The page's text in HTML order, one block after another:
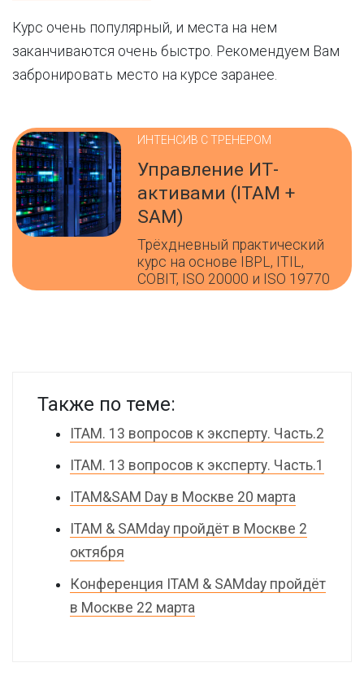
Курс очень популярный, и места на нем
заканчиваются очень быстро. Рекомендуем Вам
забронировать место на курсе заранее.
ИНТЕНСИВ С ТРЕНЕРОМ
Управление ИТ-
активами (ITAM +
SAM)
Трёхдневный практический
курс на основе IBPL, ITIL,
COBIT, ISO 20000 и ISO 19770
Также по теме:
ITAM. 13 вопросов к эксперту. Часть.2
ITAM. 13 вопросов к эксперту. Часть.1
ITAM&SAM Day в Москве 20 марта
ITAM & SAMday пройдёт в Москве 2
октября
Конференция ITAM & SAMday пройдёт
в Москве 22 марта